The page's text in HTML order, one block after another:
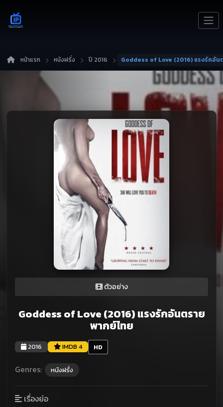
หน้าแรก หนังฝรั่ง ปี 2016
ตัวอย่าง
Goddess of Love (2016) แรงรักอันตราย
พากย์ไทย
2016 IMDB 4 HD
Genres: หนังฝรั่ง
เรื่องย่อ